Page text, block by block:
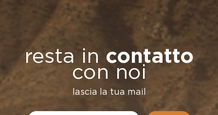
resta in contatto
con noi
lascia la tua mail